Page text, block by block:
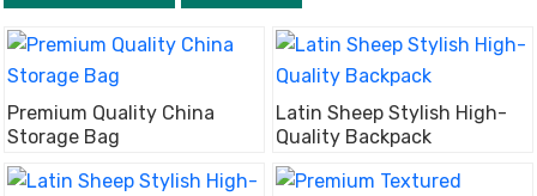
Premium Quality China
Storage Bag
Latin Sheep Stylish High-
Quality Backpack